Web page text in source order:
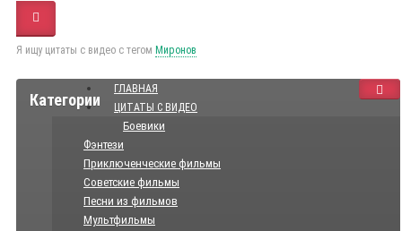
Я ищу цитаты с видео с тегом Миронов
Категории
ГЛАВНАЯ
ЦИТАТЫ С ВИДЕО
Боевики
Фэнтези
Приключенческие фильмы
Советские фильмы
Песни из фильмов
Мультфильмы